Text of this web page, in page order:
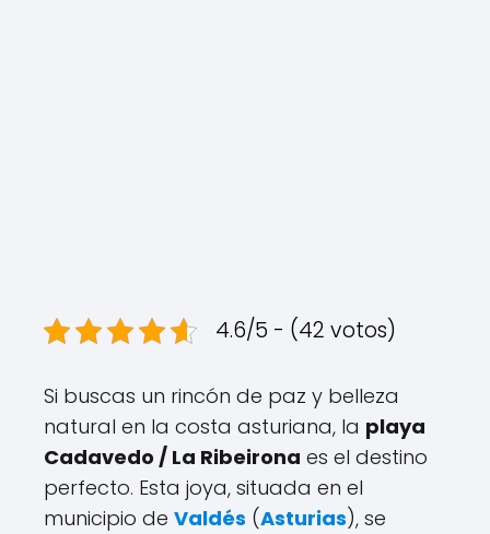
4.6/5 - (42 votos)
Si buscas un rincón de paz y belleza
natural en la costa asturiana, la playa
Cadavedo / La Ribeirona es el destino
perfecto. Esta joya, situada en el
municipio de Valdés (Asturias), se